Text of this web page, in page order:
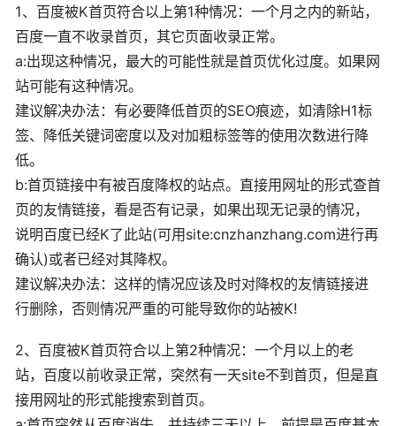
1、百度被K首页符合以上第1种情况：一个月之内的新站，
百度一直不收录首页，其它页面收录正常。
a:出现这种情况，最大的可能性就是首页优化过度。如果网
站可能有这种情况。
建议解决办法：有必要降低首页的SEO痕迹，如清除H1标
签、降低关键词密度以及对加粗标签等的使用次数进行降
低。
b:首页链接中有被百度降权的站点。直接用网址的形式查首
页的友情链接，看是否有记录，如果出现无记录的情况，
说明百度已经K了此站(可用site:cnzhanzhang.com进行再
确认)或者已经对其降权。
建议解决办法：这样的情况应该及时对降权的友情链接进
行删除，否则情况严重的可能导致你的站被K!
2、百度被K首页符合以上第2种情况：一个月以上的老
站，百度以前收录正常，突然有一天site不到首页，但是直
接用网址的形式能搜索到首页。